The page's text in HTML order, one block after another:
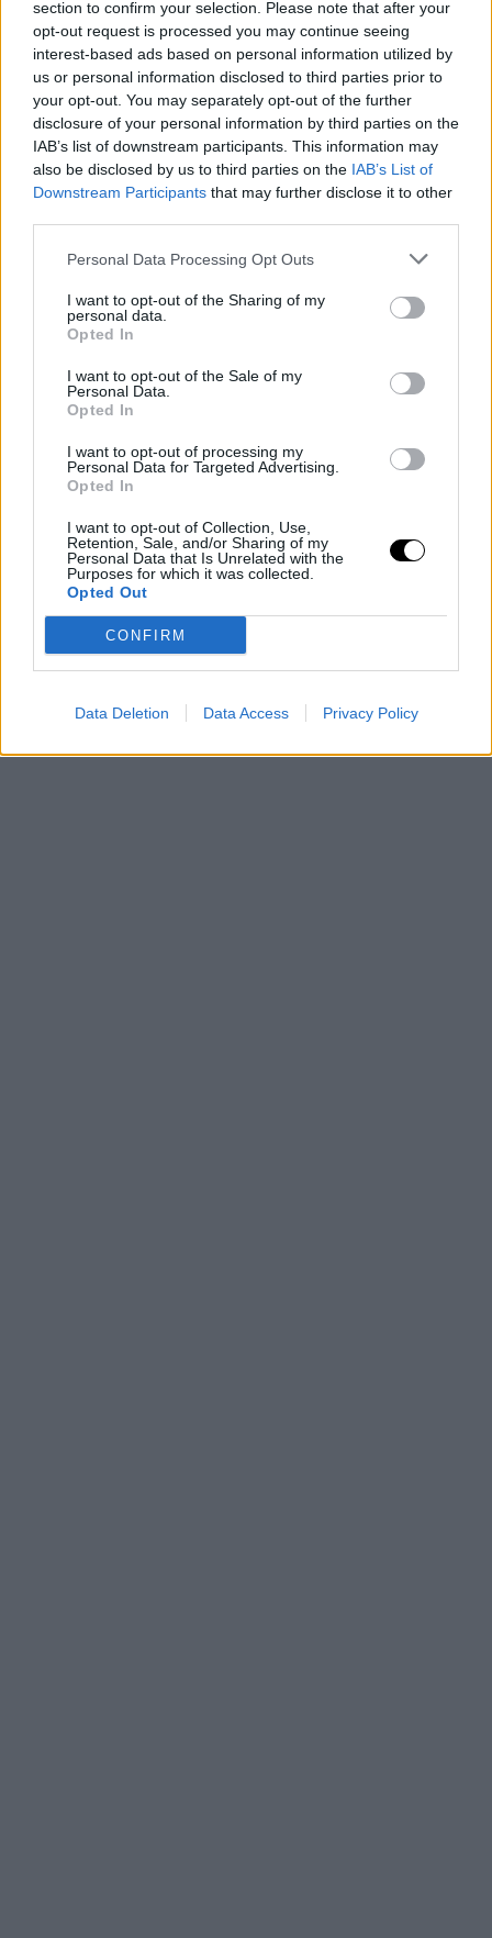
section to confirm your selection. Please note that after your
opt-out request is processed you may continue seeing
interest-based ads based on personal information utilized by
us or personal information disclosed to third parties prior to
your opt-out. You may separately opt-out of the further
disclosure of your personal information by third parties on the
IAB’s list of downstream participants. This information may
also be disclosed by us to third parties on the IAB’s List of
Downstream Participants that may further disclose it to other
Personal Data Processing Opt Outs
I want to opt-out of the Sharing of my
personal data.
Opted In
I want to opt-out of the Sale of my
Personal Data.
Opted In
I want to opt-out of processing my
Personal Data for Targeted Advertising.
Opted In
I want to opt-out of Collection, Use,
Retention, Sale, and/or Sharing of my
Personal Data that Is Unrelated with the
Purposes for which it was collected.
Opted Out
CONFIRM
Data Deletion Data Access Privacy Policy